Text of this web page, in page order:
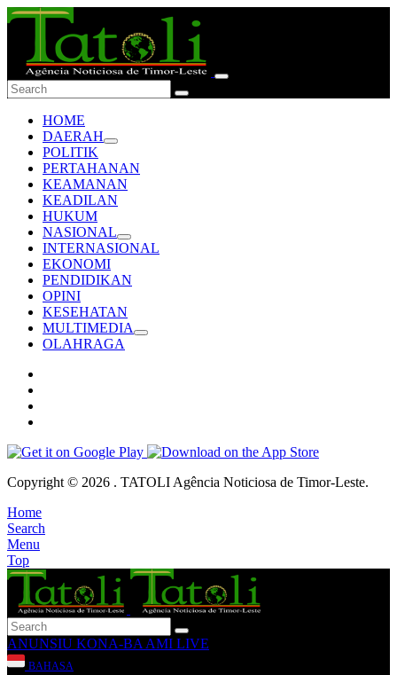
HOME
DAERAH
POLITIK
PERTAHANAN
KEAMANAN
KEADILAN
HUKUM
NASIONAL
INTERNASIONAL
EKONOMI
PENDIDIKAN
OPINI
KESEHATAN
MULTIMEDIA
OLAHRAGA
Copyright © 2026 . TATOLI Agência Noticiosa de Timor-Leste.
Home
Search
Menu
Top
ANUNSIU KONA-BA AMI LIVE
BAHASA